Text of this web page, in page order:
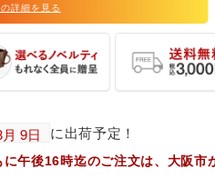
詳細を見る
に出荷予定！
注文は、大阪市からヤマト運